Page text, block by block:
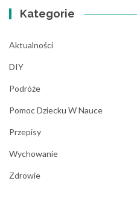
Kategorie
Aktualności
DIY
Podróże
Pomoc Dziecku W Nauce
Przepisy
Wychowanie
Zdrowie